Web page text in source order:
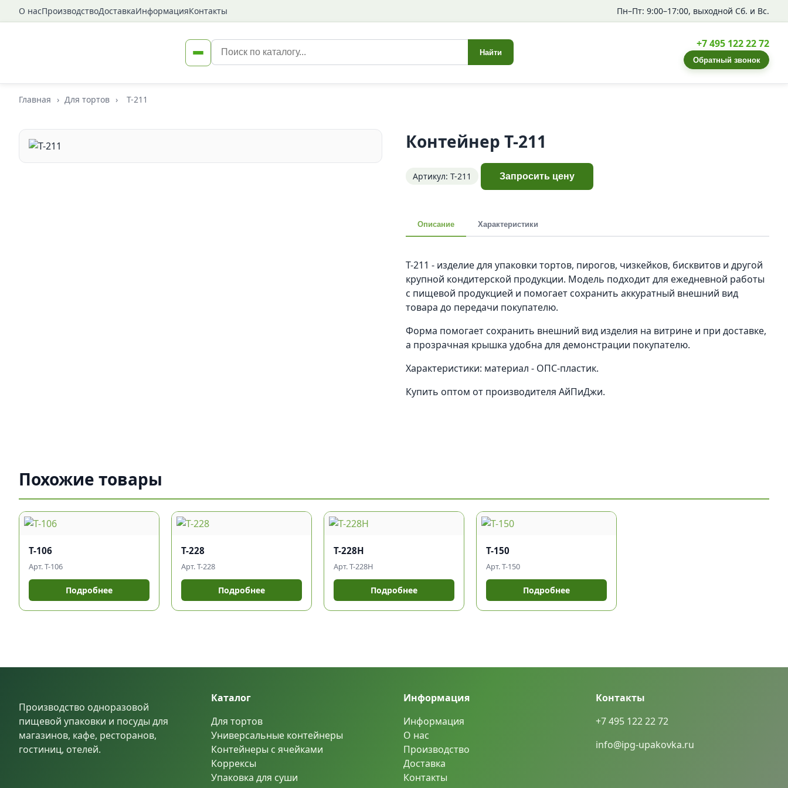
О насПроизводствоДоставкаИнформацияКонтакты Пн–Пт: 9:00–17:00, выходной Сб. и Вс.
Найти
+7 495 122 22 72
Обратный звонок
Главная › Для тортов › Т-211
Контейнер Т-211
Артикул: Т-211 Запросить цену
Описание Характеристики
Т-211 - изделие для упаковки тортов, пирогов, чизкейков, бисквитов и другой
крупной кондитерской продукции. Модель подходит для ежедневной работы
с пищевой продукцией и помогает сохранить аккуратный внешний вид
товара до передачи покупателю.
Форма помогает сохранить внешний вид изделия на витрине и при доставке,
а прозрачная крышка удобна для демонстрации покупателю.
Характеристики: материал - ОПС-пластик.
Купить оптом от производителя АйПиДжи.
Похожие товары
Т-106
Арт. Т-106
Подробнее
Т-228
Арт. Т-228
Подробнее
Т-228Н
Арт. Т-228Н
Подробнее
Т-150
Арт. Т-150
Подробнее
Производство одноразовой
пищевой упаковки и посуды для
магазинов, кафе, ресторанов,
гостиниц, отелей.
Каталог
Для тортов
Универсальные контейнеры
Контейнеры с ячейками
Коррексы
Упаковка для суши
Информация
Информация
О нас
Производство
Доставка
Контакты
Контакты
+7 495 122 22 72
info@ipg-upakovka.ru